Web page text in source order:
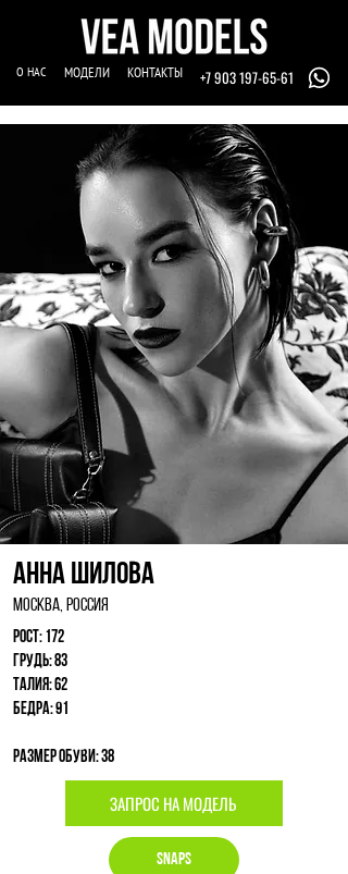
О НАС МОДЕЛИ КОНТАКТЫ +7 903 197-65-61
Анна Шилова
Москва, Россия
Рост: 172
Грудь: 83
Талия: 62
Бедра: 91
Размер обуви: 38
ЗАПРОС НА МОДЕЛЬ
Snaps